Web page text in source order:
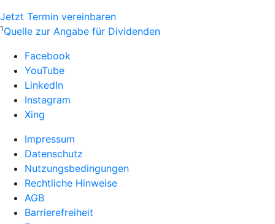
Jetzt Termin vereinbaren
1 Quelle zur Angabe für Dividenden
Facebook
YouTube
LinkedIn
Instagram
Xing
Impressum
Datenschutz
Nutzungsbedingungen
Rechtliche Hinweise
AGB
Barrierefreiheit